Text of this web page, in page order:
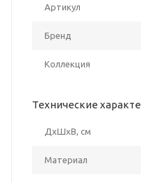
Артикул
Бренд
Коллекция
Технические
ДxШxВ, см
Материал